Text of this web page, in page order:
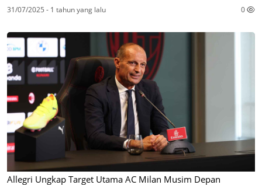
31/07/2025 - 1 tahun yang lalu 0
Allegri Ungkap Target Utama AC Milan Musim Depan